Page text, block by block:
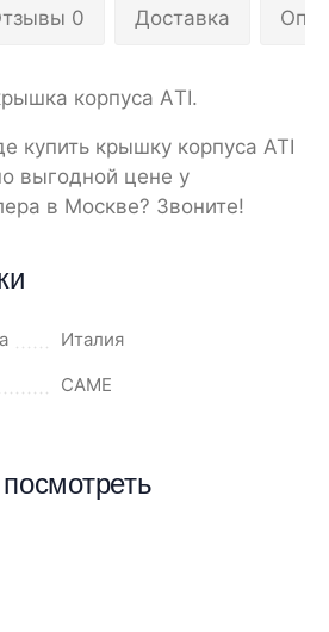
0 Доставка
корпуса АTI.
купить крышку корпуса ATI
выгодной цене у
в Москве? Звоните!
Италия
CAME